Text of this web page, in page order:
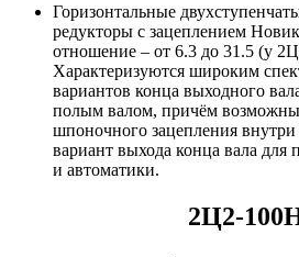
Горизонтальные
редукторы с зацеплением
отношение – от 6.3 до 31.5 (у
Характеризуются широким
вариантов конца выходного
полым валом, причём
шпоночного зацепления внутри
вариант выхода конца вала для
и автоматики.
2Ц2-